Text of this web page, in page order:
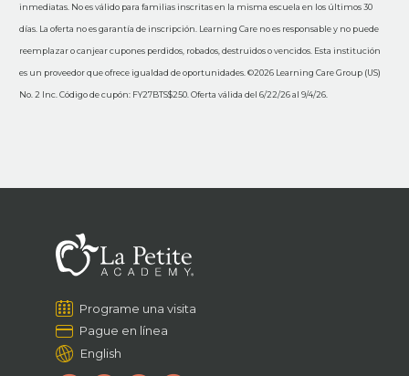
inmediatas. No es válido para familias inscritas en la misma escuela en los últimos 30
días. La oferta no es garantía de inscripción. Learning Care no es responsable y no puede
reemplazar o canjear cupones perdidos, robados, destruidos o vencidos. Esta institución
es un proveedor que ofrece igualdad de oportunidades. ©2026 Learning Care Group (US)
No. 2 Inc. Código de cupón: FY27BTS$250. Oferta válida del 6/22/26 al 9/4/26.
Programe una visita
Pague en línea
English